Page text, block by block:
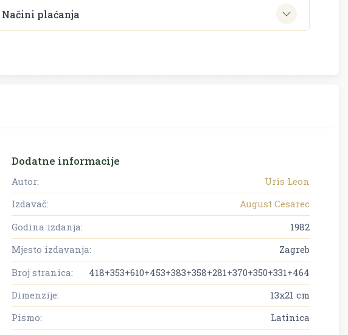
Načini plaćanja
Dodatne informacije
Autor:
Uris Leon
Izdavač:
August Cesarec
Godina izdanja:
1982
Mjesto izdavanja:
Zagreb
Broj stranica:
418+353+610+453+383+358+281+370+350+331+464
Dimenzije:
13x21 cm
Pismo:
Latinica